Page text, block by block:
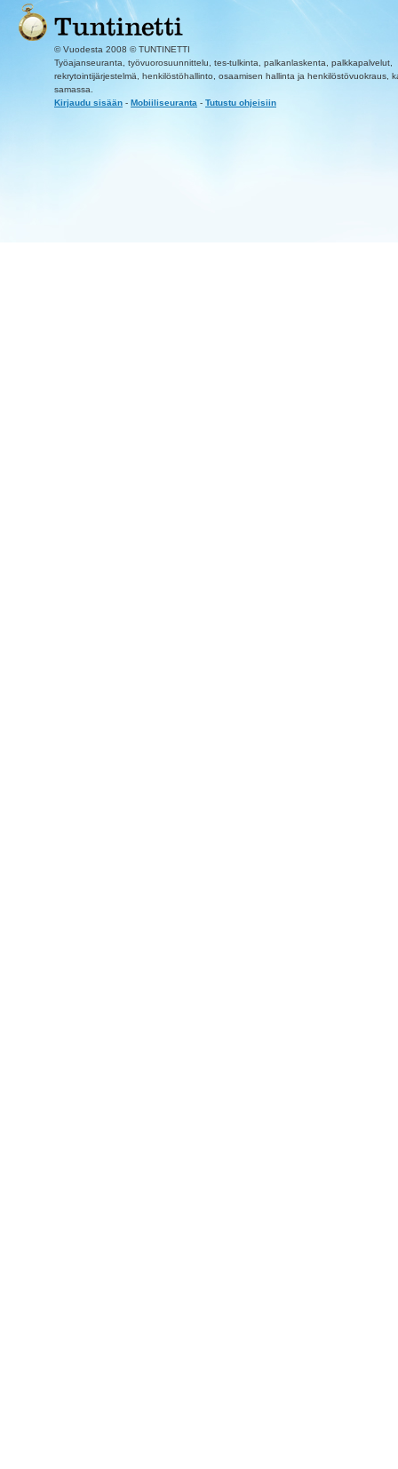
© Vuodesta 2008 © TUNTINETTI
Työajanseuranta, työvuorosuunnittelu, tes-tulkinta, palkanlaskenta, palkkapalvelut,
rekrytointijärjestelmä, henkilöstöhallinto, osaamisen hallinta ja henkilöstövuokraus,
samassa.
Kirjaudu sisään - Mobiiliseuranta - Tutustu ohjeisiin